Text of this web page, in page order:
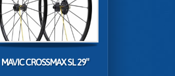
MAVIC CROSSMAX SL 29″